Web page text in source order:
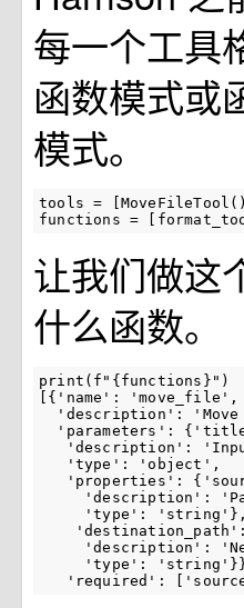
每一个工具
函数模式或
模式。
tools =
functions =
让我们做这
什么函数。
print(f"{functions}")
[{'name': 'move_file',
'description':
'parameters':
'description':
   'type': 'object',
'properties':
'description':
     'type': 'string'},
'description':
'type':
'required':